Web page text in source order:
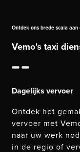
Ontdek ons brede scala aan
Vemo's taxi
Dagelijks vervoer
Ontdek het
vervoer met
naar uw werk
in de regio of